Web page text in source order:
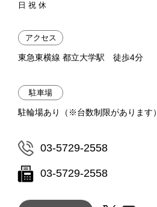
日 祝 休
アクセス
東急東横線 都立大学駅 徒歩4分
駐車場
駐輪場あり（※台数制限があります）
03-5729-2558
03-5729-2558